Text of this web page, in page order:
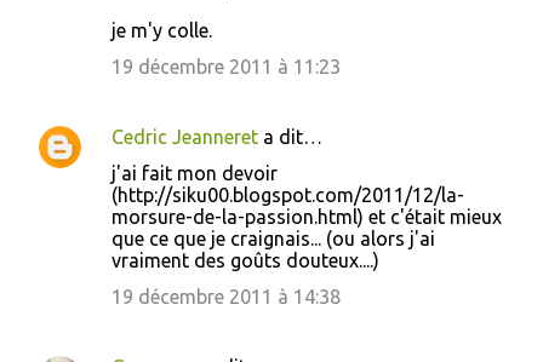
je m'y colle.
19 décembre 2011 à 11:23
Cedric Jeanneret a dit…
j'ai fait mon devoir
(http://siku00.blogspot.com/2011/12/la-
morsure-de-la-passion.html) et c'était mieux
que ce que je craignais... (ou alors j'ai
vraiment des goûts douteux....)
19 décembre 2011 à 14:38